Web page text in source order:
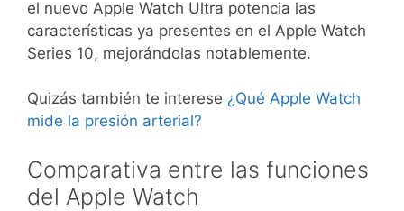
el nuevo Apple Watch Ultra potencia las
características ya presentes en el Apple Watch
Series 10, mejorándolas notablemente.
Quizás también te interese ¿Qué Apple Watch
mide la presión arterial?
Comparativa entre las funciones
del Apple Watch